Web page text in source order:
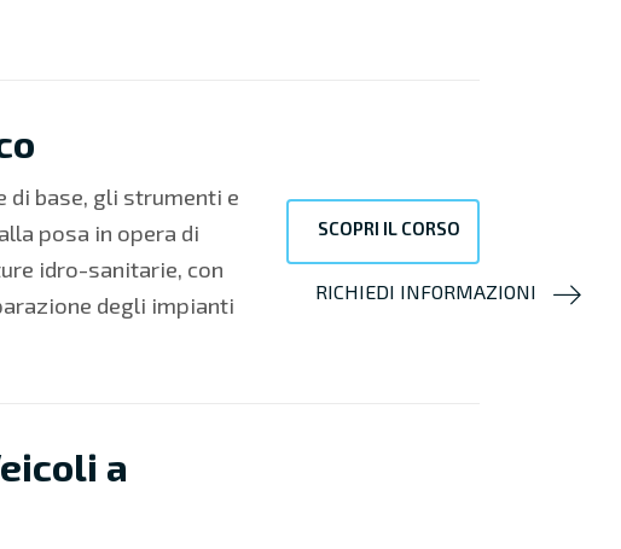
di base, gli strumenti e
posa in opera di
idro-sanitarie, con
degli impianti
SCOPRI IL CORSO
RICHIEDI INFORMAZIONI
a